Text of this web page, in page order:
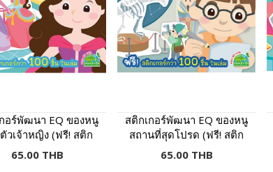
อร์พัฒนา EQ ของหนู
วเจ้าหญิง (ฟรี! สติก
กว่า 100 ชิ้น ในเล่ม)
65.00 THB
สติกเกอร์พัฒนา EQ ของหนู
สถานที่สุดโปรด (ฟรี! สติก
เกอร์กว่า 100 ชิ้น ในเล่ม)
65.00 THB